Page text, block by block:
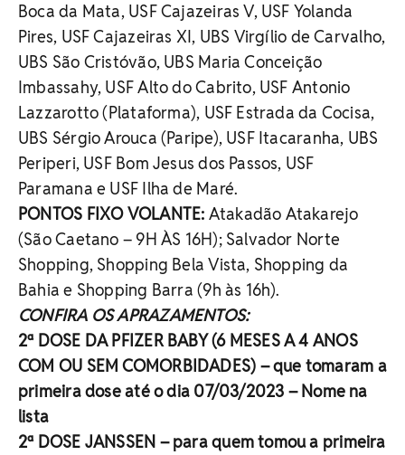
Boca da Mata, USF Cajazeiras V, USF Yolanda
Pires, USF Cajazeiras XI, UBS Virgílio de Carvalho,
UBS São Cristóvão, UBS Maria Conceição
Imbassahy, USF Alto do Cabrito, USF Antonio
Lazzarotto (Plataforma), USF Estrada da Cocisa,
UBS Sérgio Arouca (Paripe), USF Itacaranha, UBS
Periperi, USF Bom Jesus dos Passos, USF
Paramana e USF Ilha de Maré.
PONTOS FIXO VOLANTE: Atakadão Atakarejo
(São Caetano – 9H ÀS 16H); Salvador Norte
Shopping, Shopping Bela Vista, Shopping da
Bahia e Shopping Barra (9h às 16h).
CONFIRA OS APRAZAMENTOS:
2ª DOSE DA PFIZER BABY (6 MESES A 4 ANOS
COM OU SEM COMORBIDADES) – que tomaram a
primeira dose até o dia 07/03/2023 – Nome na
lista
2ª DOSE JANSSEN – para quem tomou a primeira